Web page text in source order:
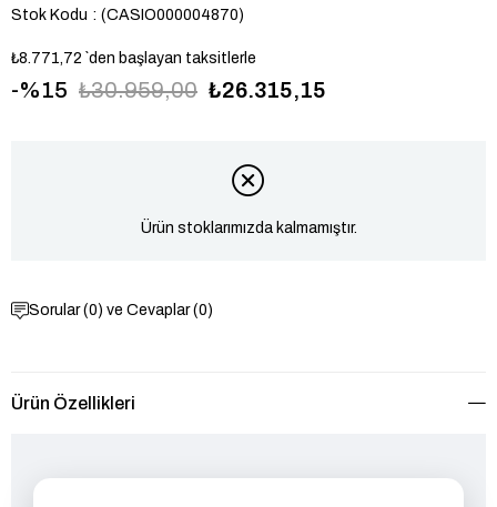
Stok Kodu (CASIO000004870)
₺8.771,72 `den başlayan taksitlerle
15 ₺30.959,00 ₺26.315,15
Ürün stoklarımızda kalmamıştır.
Sorular (0) ve Cevaplar (0)
Ürün Özellikleri